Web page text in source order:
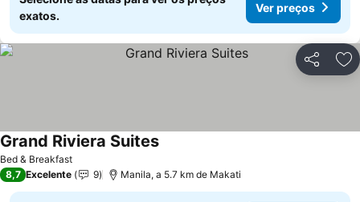
exatos.
Ver preços
Partilhar
Bed & Breakfast
Grand Riviera Suites
8,7 Excelente 9 Manila, a 5.7 km de Makati